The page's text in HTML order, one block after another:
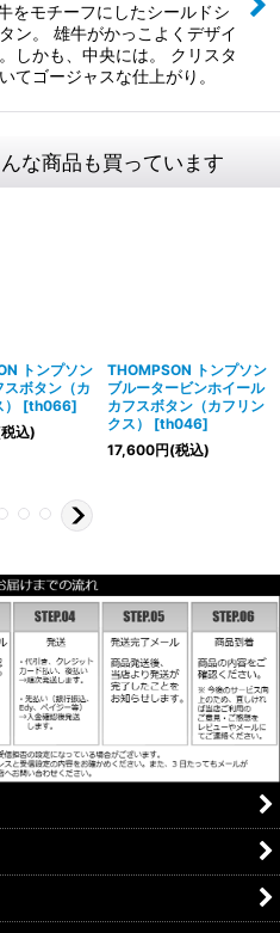
をモチーフにしたシールドシ
ン。 雄牛がかっこよくデザイ
しかも、中央には。 クリスタ
てゴージャスな仕上がり。
な商品も買っています
トンプソン
スボタン（カ
[th066]
込)
THOMPSON トンプソン
ブルータービンホイール
カフスボタン（カフリン
クス）
[th046]
17,600円(税込)